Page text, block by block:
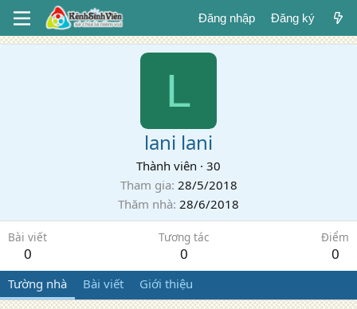
Đăng nhập Đăng ký
L
lani lani
Thành viên · 30
Tham gia 28/5/2018
Thăm nhà 28/6/2018
Bài viết
0
Tương tác
0
Điểm
0
Tường nhà Bài viết Giới thiệu